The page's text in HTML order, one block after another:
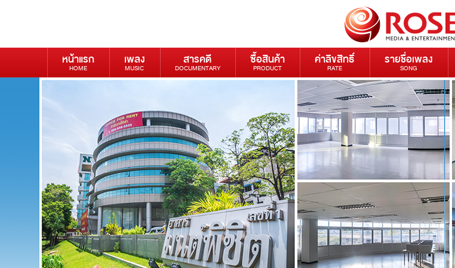
หน้าแรก
HOME
เพลง
MUSIC
สารคดี
DOCUMENTARY
ซื้อสินค้า
PRODUCT
ค่าลิขสิทธิ์
RATE
รายชื่อเพลง
SONG